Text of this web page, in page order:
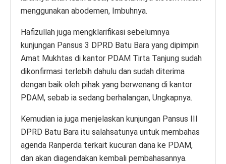
menggunakan abodemen, Imbuhnya.
Hafizullah juga mengklarifikasi sebelumnya
kunjungan Pansus 3 DPRD Batu Bara yang dipimpin
Amat Mukhtas di kantor PDAM Tirta Tanjung sudah
dikonfirmasi terlebih dahulu dan sudah diterima
dengan baik oleh pihak yang berwenang di kantor
PDAM, sebab ia sedang berhalangan, Ungkapnya.
Kemudian ia juga menjelaskan kunjungan Pansus III
DPRD Batu Bara itu salahsatunya untuk membahas
agenda Ranperda terkait kucuran dana ke PDAM,
dan akan diagendakan kembali pembahasannya.